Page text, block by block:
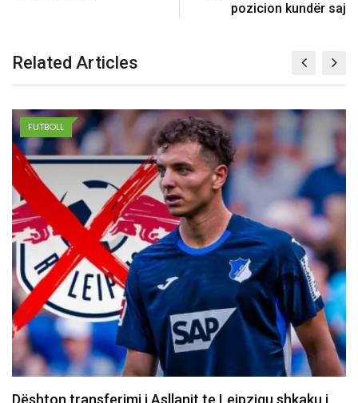
pozicion kundër saj
Related Articles
FUTBOLL
10 vjet nga e arta historike e Majlinda Kelmendit